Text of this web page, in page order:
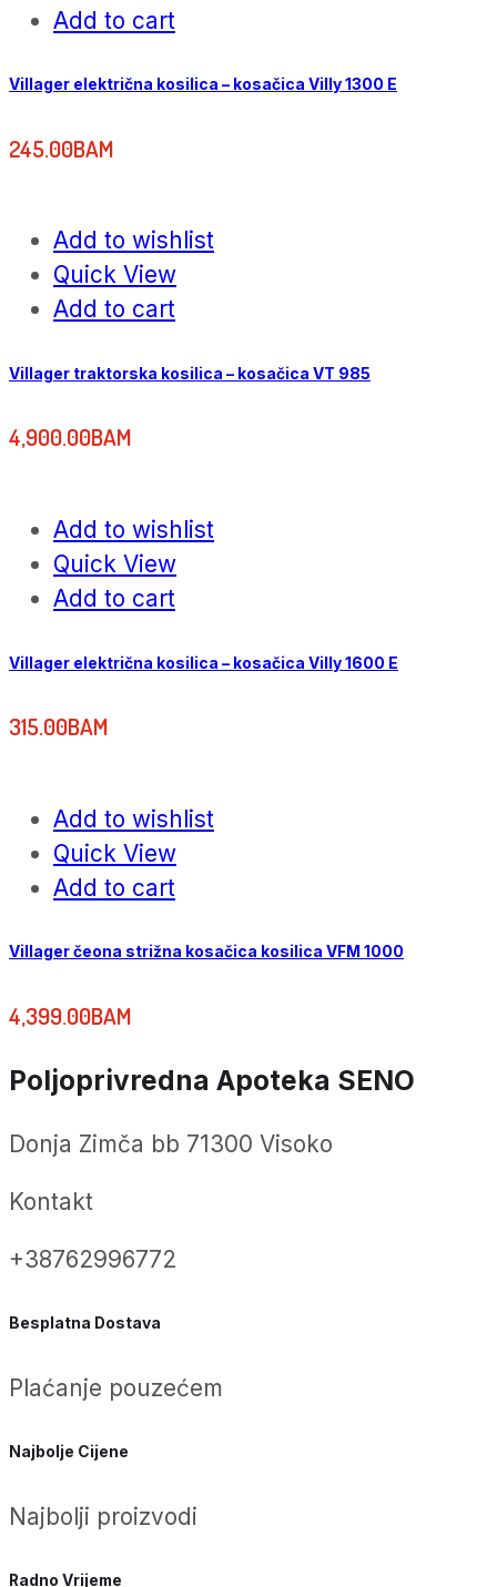
Add to cart
Villager električna kosilica – kosačica Villy 1300 E
245.00BAM
Add to wishlist
Quick View
Add to cart
Villager traktorska kosilica – kosačica VT 985
4,900.00BAM
Add to wishlist
Quick View
Add to cart
Villager električna kosilica – kosačica Villy 1600 E
315.00BAM
Add to wishlist
Quick View
Add to cart
Villager čeona strižna kosačica kosilica VFM 1000
4,399.00BAM
Poljoprivredna Apoteka SENO
Donja Zimča bb 71300 Visoko
Kontakt
+38762996772
Besplatna Dostava
Plaćanje pouzećem
Najbolje Cijene
Najbolji proizvodi
Radno Vrijeme